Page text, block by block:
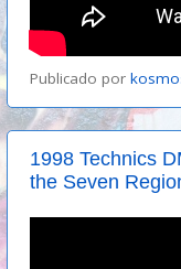
Publicado por
1998 Technics
the Seven